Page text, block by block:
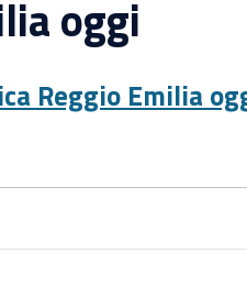
oggi
Reggio Emilia